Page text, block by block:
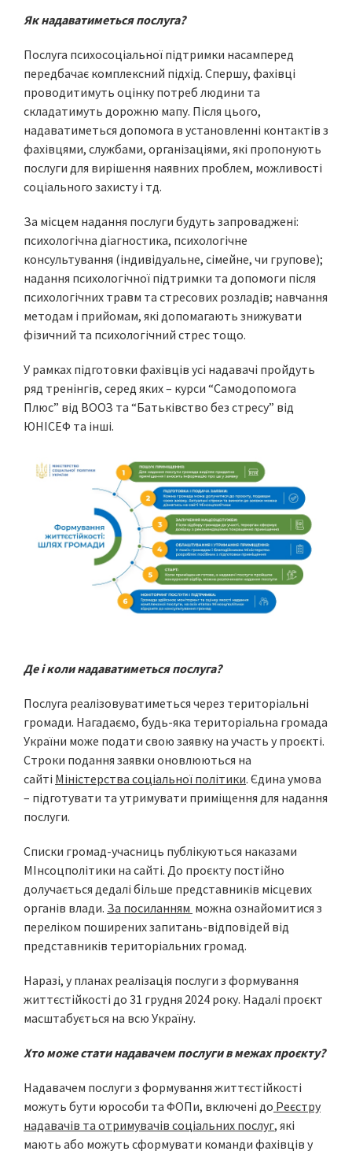
Як надаватиметься послуга?
Послуга психосоціальної підтримки насамперед
передбачає комплексний підхід. Спершу, фахівці
проводитимуть оцінку потреб людини та
складатимуть дорожню мапу. Після цього,
надаватиметься допомога в установленні контактів з
фахівцями, службами, організаціями, які пропонують
послуги для вирішення наявних проблем, можливості
соціального захисту і тд.
За місцем надання послуги будуть запроваджені:
психологічна діагностика, психологічне
консультування (індивідуальне, сімейне, чи групове);
надання психологічної підтримки та допомоги після
психологічних травм та стресових розладів; навчання
методам і прийомам, які допомагають знижувати
фізичний та психологічний стрес тощо.
У рамках підготовки фахівців усі надавачі пройдуть
ряд тренінгів, серед яких – курси “Самодопомога
Плюс” від ВООЗ та “Батьківство без стресу” від
ЮНІСЕФ та інші.
Де і коли надаватиметься послуга?
Послуга реалізовуватиметься через територіальні
громади. Нагадаємо, будь-яка територіальна громада
України може подати свою заявку на участь у проєкті.
Строки подання заявки оновлюються на
сайті Міністерства соціальної політики. Єдина умова
– підготувати та утримувати приміщення для надання
послуги.
Списки громад-учасниць публікуються наказами
МІнсоцполітики на сайті. До проєкту постійно
долучається дедалі більше представників місцевих
органів влади. За посиланням можна ознайомитися з
переліком поширених запитань-відповідей від
представників територіальних громад.
Наразі, у планах реалізація послуги з формування
життєстійкості до 31 грудня 2024 року. Надалі проєкт
масштабується на всю Україну.
Хто може стати надавачем послуги в межах проєкту?
Надавачем послуги з формування життєстійкості
можуть бути юрособи та ФОПи, включені до Реєстру
надавачів та отримувачів соціальних послуг, які
мають або можуть сформувати команди фахівців у